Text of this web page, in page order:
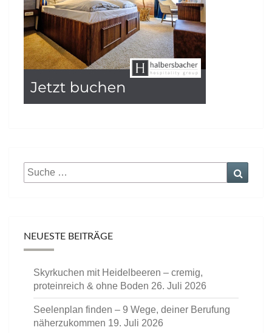
Suche
nach:
NEUESTE BEITRÄGE
Skyrkuchen mit Heidelbeeren – cremig,
proteinreich & ohne Boden 26. Juli 2026
Seelenplan finden – 9 Wege, deiner Berufung
näherzukommen 19. Juli 2026